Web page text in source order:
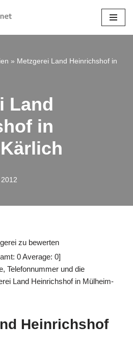
» Metzgerei Land Heinrichshof in
Land
in
zu bewerten
0Average: 0]
Telefonnummer und die
Land Heinrichshof in Mülheim-
Heinrichshof